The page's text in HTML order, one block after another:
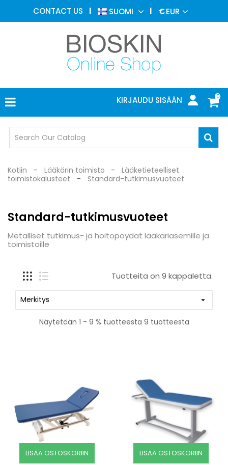
CONTACT US SUOMI €EUR
0
KIRJAUDU SISÄÄN
ESTEETTINEN
LÄÄKETIEDE
IHOTAUTIOPPI
VALOHOITO
LÄÄKETIETEELLISET
LÄÄKÄRIN
TOIMISTO
SUOJALASIT
Kotiin Lääkärin toimisto
Lääketieteelliset
toimistokalusteet
Standard-tutkimusvuoteet
Standard-tutkimusvuoteet
Metalliset tutkimus- ja hoitopöydät lääkäriasemille ja
toimistoille
Tuotteita on 9 kappaletta.
Merkitys 
Näytetään 1 - 9 % tuotteesta 9 tuotteesta
LISÄÄ OSTOSKORIIN LISÄÄ OSTOSKORIIN